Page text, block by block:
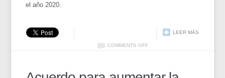
el año 2020.
LEER MÁS
COMMENTS OFF